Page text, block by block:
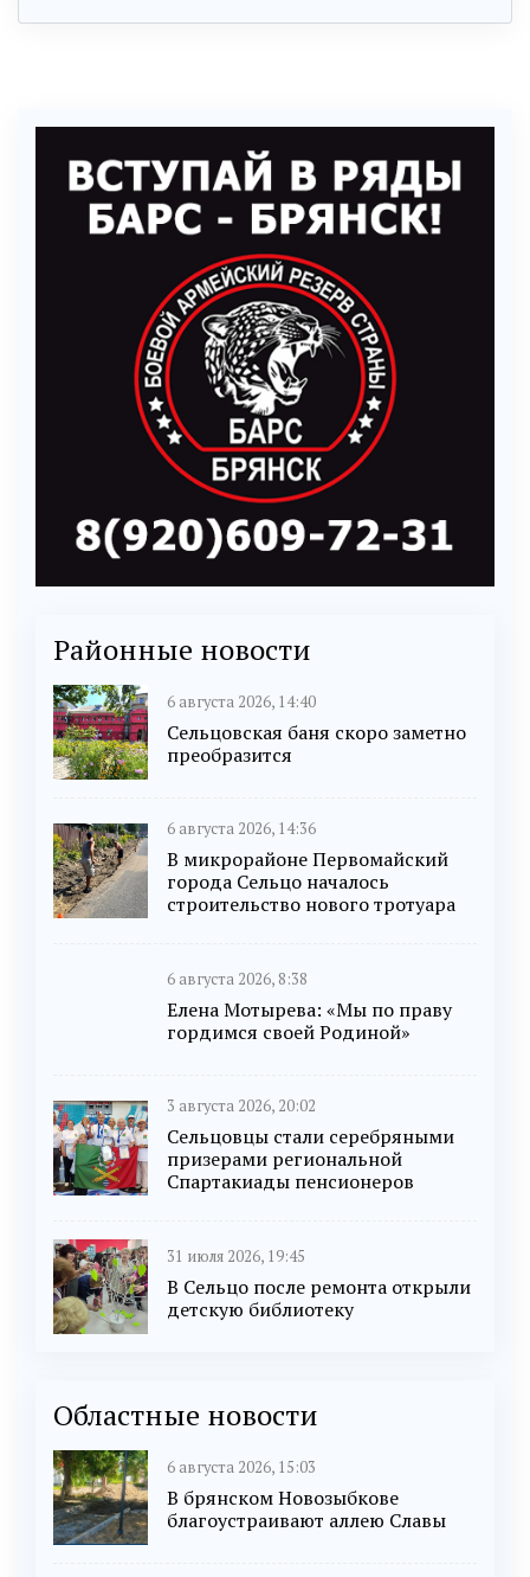
Районные новости
6 августа 2026, 14:40
Сельцовская баня скоро заметно
преобразится
6 августа 2026, 14:36
В микрорайоне Первомайский
города Сельцо началось
строительство нового тротуара
6 августа 2026, 8:38
Елена Мотырева: «Мы по праву
гордимся своей Родиной»
3 августа 2026, 20:02
Сельцовцы стали серебряными
призерами региональной
Спартакиады пенсионеров
31 июля 2026, 19:45
В Сельцо после ремонта открыли
детскую библиотеку
Областные новости
6 августа 2026, 15:03
В брянском Новозыбкове
благоустраивают аллею Славы